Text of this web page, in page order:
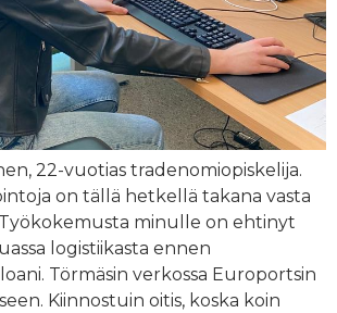
22-vuotias tradenomiopiskelija.
on tällä hetkellä takana vasta
minulle on ehtinyt
logistiikasta ennen
Törmäsin verkossa Europortsin
Kiinnostuin oitis, koska koin